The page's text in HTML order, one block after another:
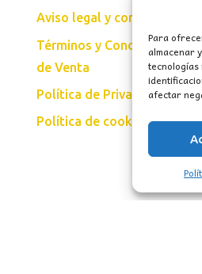
Para
almacenar
afectar
Aviso legal y condiciones de
Términos y Condiciones
de Venta
Política de Privacidad
Política de cookies (UE)